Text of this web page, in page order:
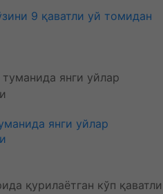
9 қаватли уй томидан
янги уйлар